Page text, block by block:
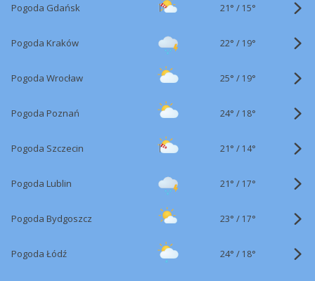
Pogoda Gdańsk 21° / 15°
Pogoda Kraków 22° / 19°
Pogoda Wrocław 25° / 19°
Pogoda Poznań 24° / 18°
Pogoda Szczecin 21° / 14°
Pogoda Lublin 21° / 17°
Pogoda Bydgoszcz 23° / 17°
Pogoda Łódź 24° / 18°